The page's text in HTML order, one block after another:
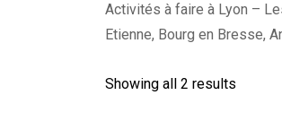
Activités à faire à Lyon –
Etienne, Bourg en Bresse,
Showing all 2 results